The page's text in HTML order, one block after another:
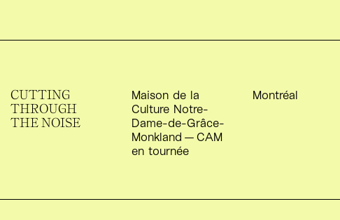
CUTTING
THROUGH
THE NOISE
Maison de la
Culture Notre-
Dame-de-Grâce-
Monkland —CAM
en tournée
Montréal